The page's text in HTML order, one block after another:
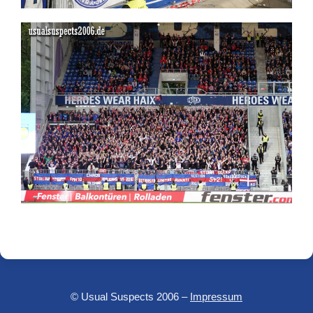
© Usual Suspects 2006 – Impressum